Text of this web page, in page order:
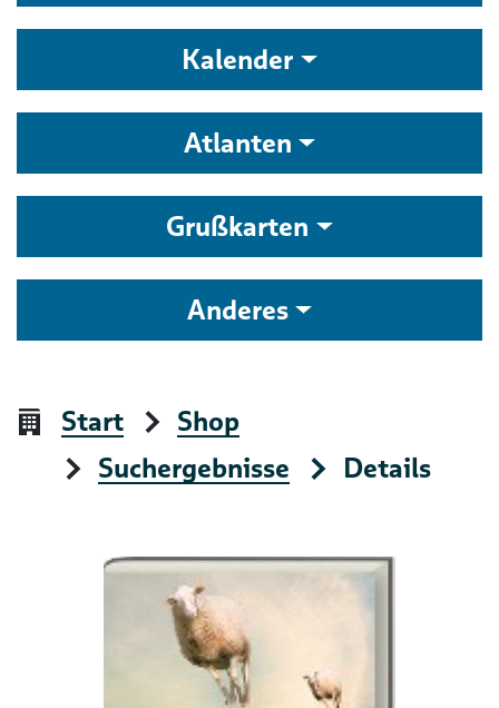
Kalender
Atlanten
Grußkarten
Anderes
Start
Shop
Suchergebnisse
Details